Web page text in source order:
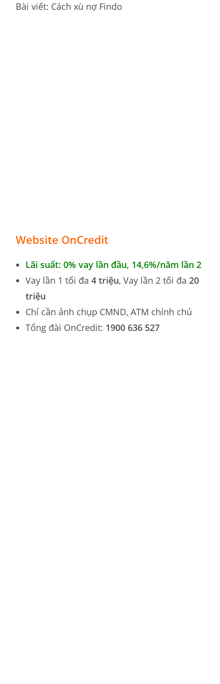
Bài viết: Cách xù nợ Findo
Website OnCredit
Lãi suất: 0% vay lần đầu, 14,6%/năm lần 2
Vay lần 1 tối đa4 triệu, Vay lần 2 tối đa20
triệu
Chỉ cần ảnh chụp CMND, ATM chính chủ
Tổng đài OnCredit: 1900 636 527